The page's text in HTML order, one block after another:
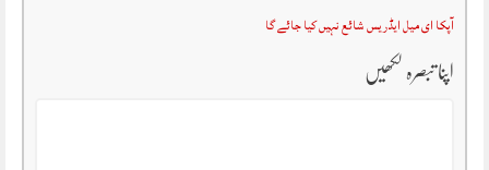
آپکا ای میل ایڈریس شائع نہیں کیا جائے گا
اپنا تبصرہ لکھیں